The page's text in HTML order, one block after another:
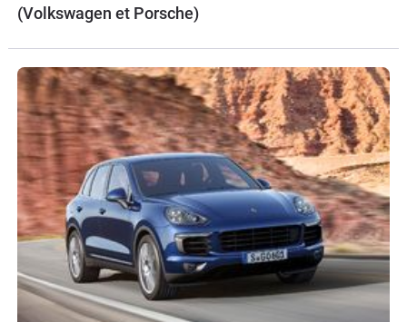
(Volkswagen et Porsche)